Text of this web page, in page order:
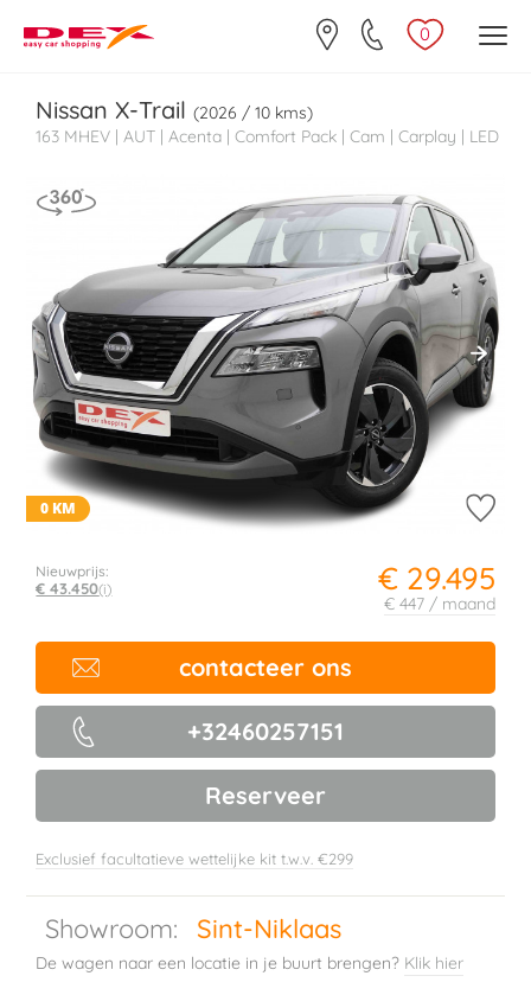
0
Nissan X-Trail (2026 / 10 kms)
163 MHEV | AUT | Acenta | Comfort Pack | Cam | Carplay | LED
0 KM
€ 29.495
€ 447 / maand
Nieuwprijs:
€ 43.450(i)
contacteer ons
+32460257151
Reserveer
Exclusief facultatieve wettelijke kit t.w.v. €299
Showroom: Sint-Niklaas
De wagen naar een locatie in je buurt brengen? Klik hier